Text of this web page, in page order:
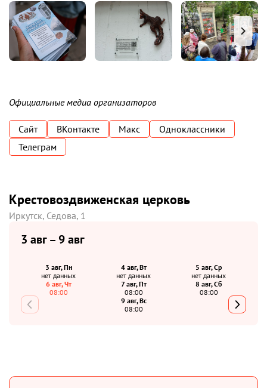
Официальные медиа организаторов
Сайт ВКонтакте Макс
Одноклассники
Телеграм
Крестовоздвиженская церковь
Иркутск, Седова, 1
3 авг – 9 авг
3 авг, Пн
нет данных
4 авг, Вт
нет данных
5 авг, Ср
нет данных
6 авг, Чт
08:00
7 авг, Пт
08:00
8 авг, Сб
08:00
9 авг, Вс
08:00